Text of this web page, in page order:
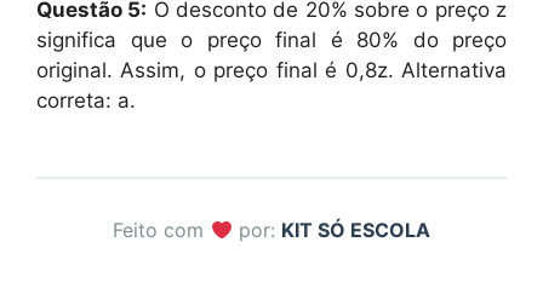
Questão 5: O desconto de 20% sobre o preço z
significa que o preço final é 80% do preço
original. Assim, o preço final é 0,8z. Alternativa
correta: a.
Feito com por: KIT SÓ ESCOLA